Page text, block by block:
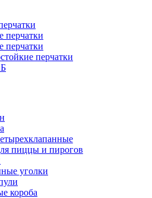
перчатки
перчатки
перчатки
пиццы и пирогов
уголки
короба